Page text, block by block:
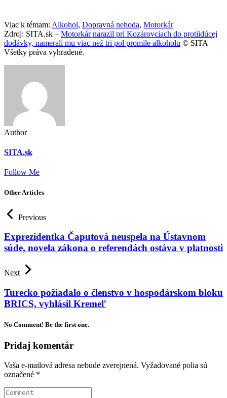
Viac k témam: Alkohol, Dopravná nehoda, Motorkár
Zdroj: SITA.sk – Motorkár narazil pri Kozárovciach do protiidúcej
dodávky, namerali mu viac než tri pol promile alkoholu © SITA
Všetky práva vyhradené.
Author
SITA.sk
Follow Me
Other Articles
Previous
Exprezidentka Čaputová neuspela na Ústavnom
súde, novela zákona o referendách ostáva v platnosti
Next
Turecko požiadalo o členstvo v hospodárskom bloku
BRICS, vyhlásil Kremeľ
No Comment! Be the first one.
Pridaj komentár
Vaša e-mailová adresa nebude zverejnená. Vyžadované polia sú
označené *